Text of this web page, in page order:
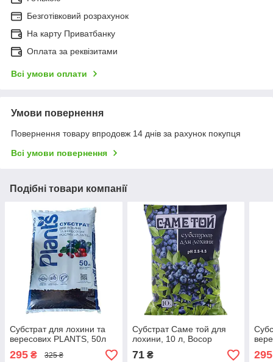
Безготівковий розрахунок
На карту Приватбанку
Оплата за реквізитами
Всі умови оплати
Умови повернення
Повернення товару впродовж 14 днів за рахунок покупця
Всі умови повернення
Подібні товари компанії
Субстрат для лохини та
вересових PLANTS, 50л
295 ₴ 325 ₴
Субстрат Саме той для
лохини, 10 л, Восор
71₴ 295